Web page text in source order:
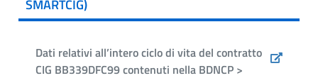
SMARTCIG)
Dati relativi all’intero ciclo di vita del contratto
CIG BB339DFC99 contenuti nella BDNCP >